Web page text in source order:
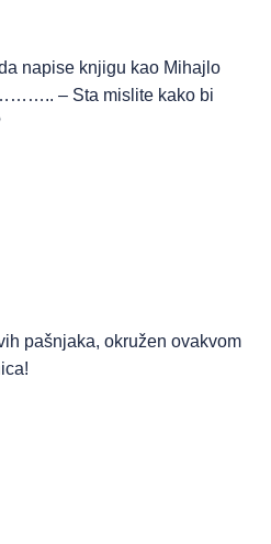
napise knjigu kao Mihajlo
– Sta mislite kako bi
pašnjaka, okružen ovakvom